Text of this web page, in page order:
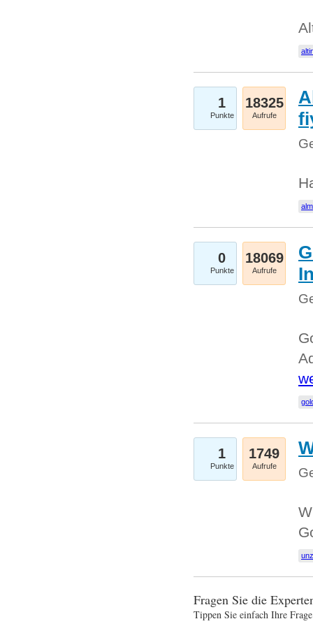
1
Punkte
18325
Aufrufe
0
Punkte
18069
Aufrufe
1
Punkte
1749
Aufrufe
Fragen Sie die
Tippen Sie einfach Ihre